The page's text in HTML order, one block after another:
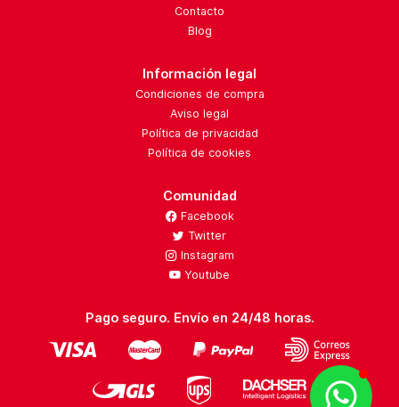
Contacto
Blog
Información legal
Condiciones de compra
Aviso legal
Política de privacidad
Política de cookies
Comunidad
Facebook
Twitter
Instagram
Youtube
Pago seguro. Envío en 24/48 horas.